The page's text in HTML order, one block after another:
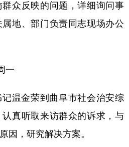
众反映的问题，详细询问事
地、部门负责同志现场办公
一
温金荣到曲阜市社会治安综
真听取来访群众的诉求，与
因，研究解决方案。